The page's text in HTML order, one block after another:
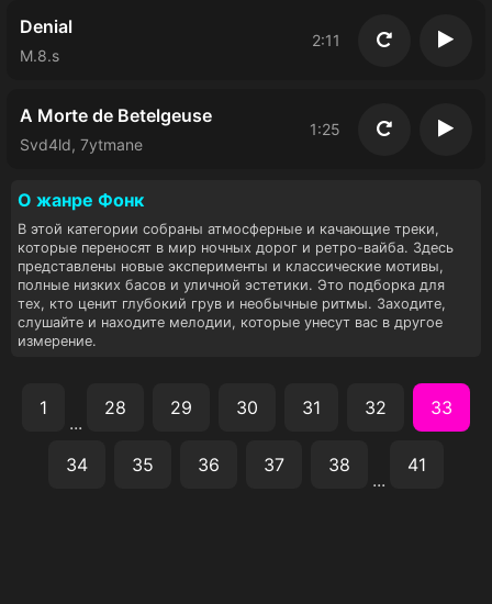
Denial
M.8.s
2:11 Повторить
A Morte de Betelgeuse
Svd4ld, 7ytmane
1:25 Повторить
О жанре Фoнк
В этой категории собраны атмосферные и качающие треки,
которые переносят в мир ночных дорог и ретро-вайба. Здесь
представлены новые эксперименты и классические мотивы,
полные низких басов и уличной эстетики. Это подборка для
тех, кто ценит глубокий грув и необычные ритмы. Заходите,
слушайте и находите мелодии, которые унесут вас в другое
измерение.
1
...
28 29 30 31 32 33
34 35 36 37 38
...
41